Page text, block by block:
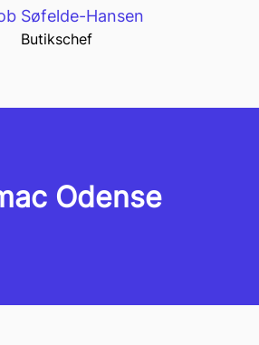
Søfelde-Hansen
Butikschef
Odense